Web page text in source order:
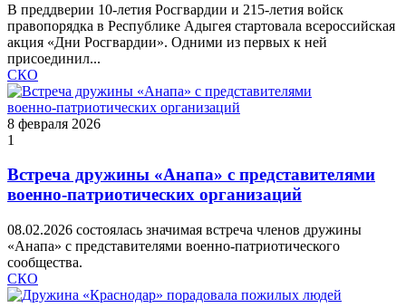
В преддверии 10-летия Росгвардии и 215-летия войск
правопорядка в Республике Адыгея стартовала всероссийская
акция «Дни Росгвардии». Одними из первых к ней
присоединил...
СКО
8 февраля 2026
1
Встреча дружины «Анапа» с представителями
военно‑патриотических организаций
08.02.2026 состоялась значимая встреча членов дружины
«Анапа» с представителями военно‑патриотического
сообщества.
СКО